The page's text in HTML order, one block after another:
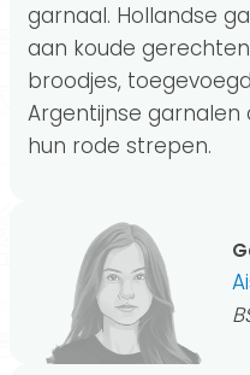
garnaal. Hollandse
aan koude
broodjes,
Argentijnse garnalen
hun rode strepen.